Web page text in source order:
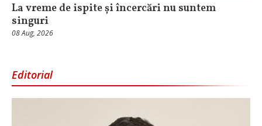
La vreme de ispite și încercări nu suntem
singuri
08 Aug, 2026
Editorial